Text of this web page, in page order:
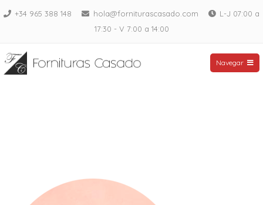
Saltar+34 965 388 148 hola@forniturascasado.com
L-J 07:00 a
17:30 - V 7:00 a 14:00
Fornituras Casado
Navegar